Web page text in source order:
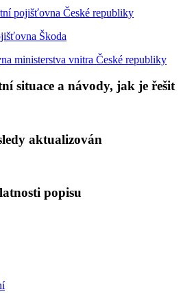
pojišťovna České republiky
Škoda
ministerstva vnitra České republiky
situace a návody, jak je řešit
aktualizován
popisu